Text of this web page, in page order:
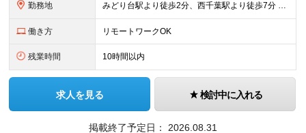
勤務地 みどり台駅より徒歩2分、西千葉駅より徒歩7分 ▼服装：私服 ▼働き方：完全在宅勤務 ※初日から在宅勤務となります。 ▼受動喫煙対策：屋内禁煙
働き方 リモートワークOK
残業時間 10時間以内
求人を見る 検討中に入れる
掲載終了予定日： 2026.08.31